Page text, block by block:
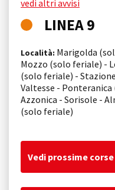
vedi altri avvisi
LINEA 9
Località: Marigolda
Mozzo (solo feriale) -
(solo feriale) -
Valtesse -
Azzonica - Sorisole -
(solo feriale)
Vedi prossime corse